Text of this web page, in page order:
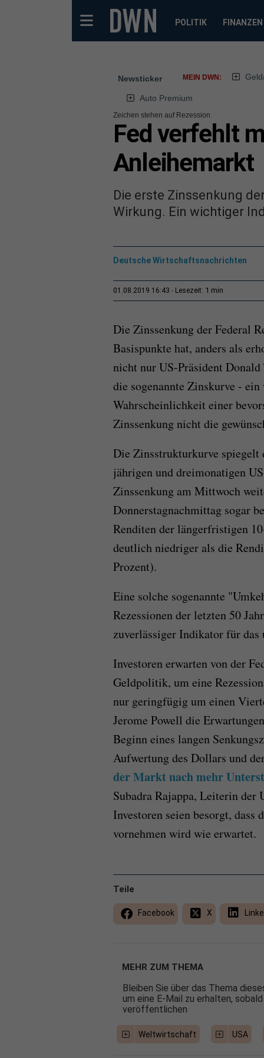
POLITIK FINANZEN
Newsticker MEIN DWN:
Auto Premium
Zeichen stehen auf Rezession
Fed verfehlt
Anleihemarkt
Die erste Zinssenkung
Wirkung. Ein wichtiger
Deutsche Wirtschaftsnachrichten
01.08.2019 16:43 Lesezeit: 1 min
Die Zinssenkung der Federal
Basispunkte hat, anders als
nicht nur US-Präsident
die sogenannte Zinskurve -
Wahrscheinlichkeit einer
Zinssenkung nicht die
Die Zinsstrukturkurve spiegelt
jährigen und dreimonatigen
Zinssenkung am Mittwoch
Donnerstagnachmittag sogar
Renditen der längerfristigen
deutlich niedriger als die
Prozent).
Eine solche sogenannte
Rezessionen der letzten 50
zuverlässiger Indikator für das
Investoren erwarten von der
Geldpolitik, um eine
nur geringfügig um einen
Jerome Powell die
Beginn eines langen
Aufwertung des Dollars und
der Markt nach mehr
Subadra Rajappa, Leiterin der
Investoren seien besorgt, dass
vornehmen wird wie erwartet.
Teile
Facebook X
MEHR ZUM THEMA
Bleiben Sie über das Thema
um eine E-Mail zu erhalten,
veröffentlichen
Weltwirtschaft USA